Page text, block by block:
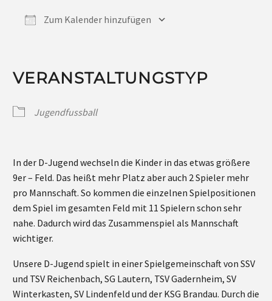
Zum Kalender hinzufügen
VERANSTALTUNGSTYP
Jugendfussball
In der D-Jugend wechseln die Kinder in das etwas größere
9er – Feld. Das heißt mehr Platz aber auch 2 Spieler mehr
pro Mannschaft. So kommen die einzelnen Spielpositionen
dem Spiel im gesamten Feld mit 11 Spielern schon sehr
nahe. Dadurch wird das Zusammenspiel als Mannschaft
wichtiger.
Unsere D-Jugend spielt in einer Spielgemeinschaft von SSV
und TSV Reichenbach, SG Lautern, TSV Gadernheim, SV
Winterkasten, SV Lindenfeld und der KSG Brandau. Durch die